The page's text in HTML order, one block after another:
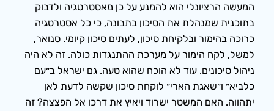
המעשה הרציונלי הוא להמנע על כן מאסטרטגיה ולדבוק
בתוכנית שמנהלת את הסיכון בתבונה, כי כל אסטרטגיה
כרוכה בהימור ובלקיחת סיכון, לעתים סיכון קיומי. סנואר,
למשל, לקח הימור על מערכת ההתנגדות כולה. זה לא היה
ניהול סיכונים. עוד לא הוכח שהוא טעה. גם ישראל ב״עם
כלביא״ ו״שאגת הארי״ לוקחת סיכון שקשה לדעת לאן
יתהווה. האם המשטר ישרוד ויאיץ את דרכו אל הפצצה? זה